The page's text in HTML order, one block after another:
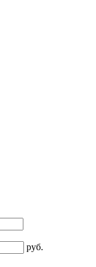
руб.